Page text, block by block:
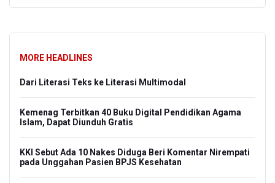
MORE HEADLINES
Dari Literasi Teks ke Literasi Multimodal
Kemenag Terbitkan 40 Buku Digital Pendidikan Agama
Islam, Dapat Diunduh Gratis
KKI Sebut Ada 10 Nakes Diduga Beri Komentar Nirempati
pada Unggahan Pasien BPJS Kesehatan